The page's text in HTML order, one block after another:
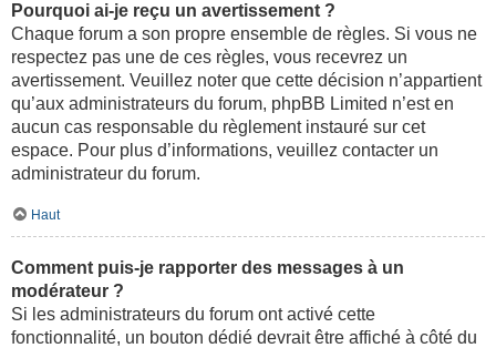
Pourquoi ai-je reçu un avertissement ?
Chaque forum a son propre ensemble de règles. Si vous ne
respectez pas une de ces règles, vous recevrez un
avertissement. Veuillez noter que cette décision n’appartient
qu’aux administrateurs du forum, phpBB Limited n’est en
aucun cas responsable du règlement instauré sur cet
espace. Pour plus d’informations, veuillez contacter un
administrateur du forum.
Haut
Comment puis-je rapporter des messages à un
modérateur ?
Si les administrateurs du forum ont activé cette
fonctionnalité, un bouton dédié devrait être affiché à côté du